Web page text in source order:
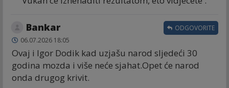
Bankar
06.07.2026 18:05
Ovaj i Igor Dodik kad uzjašu narod sljedeći 30
godina mozda i više neće sjahat.Opet će narod
onda drugog krivit.
ODGOVORITE